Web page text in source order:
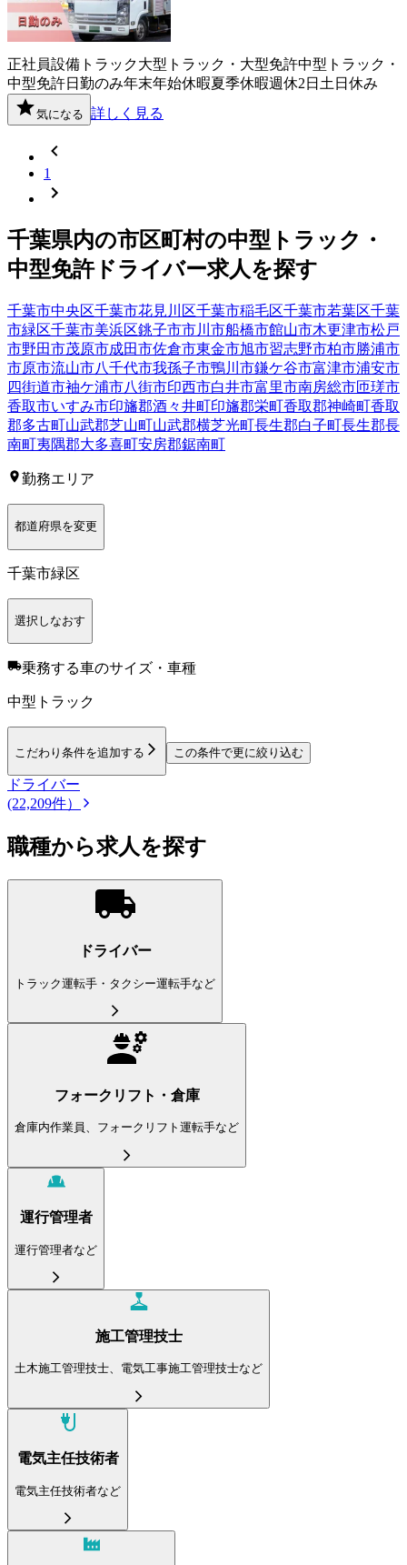
正社員設備 トラック大型トラック・大型免許中型トラック・
中型免許日勤のみ年末年始休暇夏季休暇週休2日 土日休み
気になる 詳しく見る
1
千葉県内の市区町村の中型トラック・
中型免許ドライバー求人を探す
千葉市中央区千葉市花見川区千葉市稲毛区千葉市若葉区千葉
市緑区千葉市美浜区銚子市市川市船橋市館山市木更津市松戸
市野田市茂原市成田市佐倉市東金市旭市習志野市柏市勝浦市
市原市流山市八千代市我孫子市鴨川市鎌ケ谷市富津市浦安市
四街道市袖ケ浦市八街市印西市白井市富里市南房総市匝瑳市
香取市いすみ市印旛郡酒々井町印旛郡栄町香取郡神崎町香取
郡多古町山武郡芝山町山武郡横芝光町長生郡白子町長生郡長
南町夷隅郡大多喜町安房郡鋸南町
勤務エリア
都道府県を変更
千葉市緑区
選択しなおす
乗務する車のサイズ・車種
中型トラック
こだわり条件を追加する この条件で更に絞り込む
ドライバー
(22,209件）
職種から求人を探す
ドライバー
トラック運転手・タクシー運転手など
フォークリフト・倉庫
倉庫内作業員、フォークリフト運転手など
運行管理者
運行管理者など
施工管理技士
土木施工管理技士、電気工事施工管理技士など
電気主任技術者
電気主任技術者など